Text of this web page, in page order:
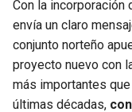
Con la incorporación
envía un claro
conjunto norteño
proyecto nuevo con
más importantes
últimas décadas,